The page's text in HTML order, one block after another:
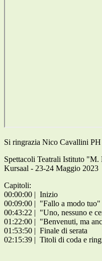
Si ringrazia Nico Cavallini
Spettacoli Teatrali Istituto
Kursaal - 23-24 Maggio 2023
Capitoli:
00:00:00 | Inizio
00:09:00 | "Fallo a modo tuo"
00:43:22 | "Uno, nessuno e
01:22:00 | "Benvenuti, ma
01:53:50 | Finale di serata
02:15:39 | Titoli di coda e